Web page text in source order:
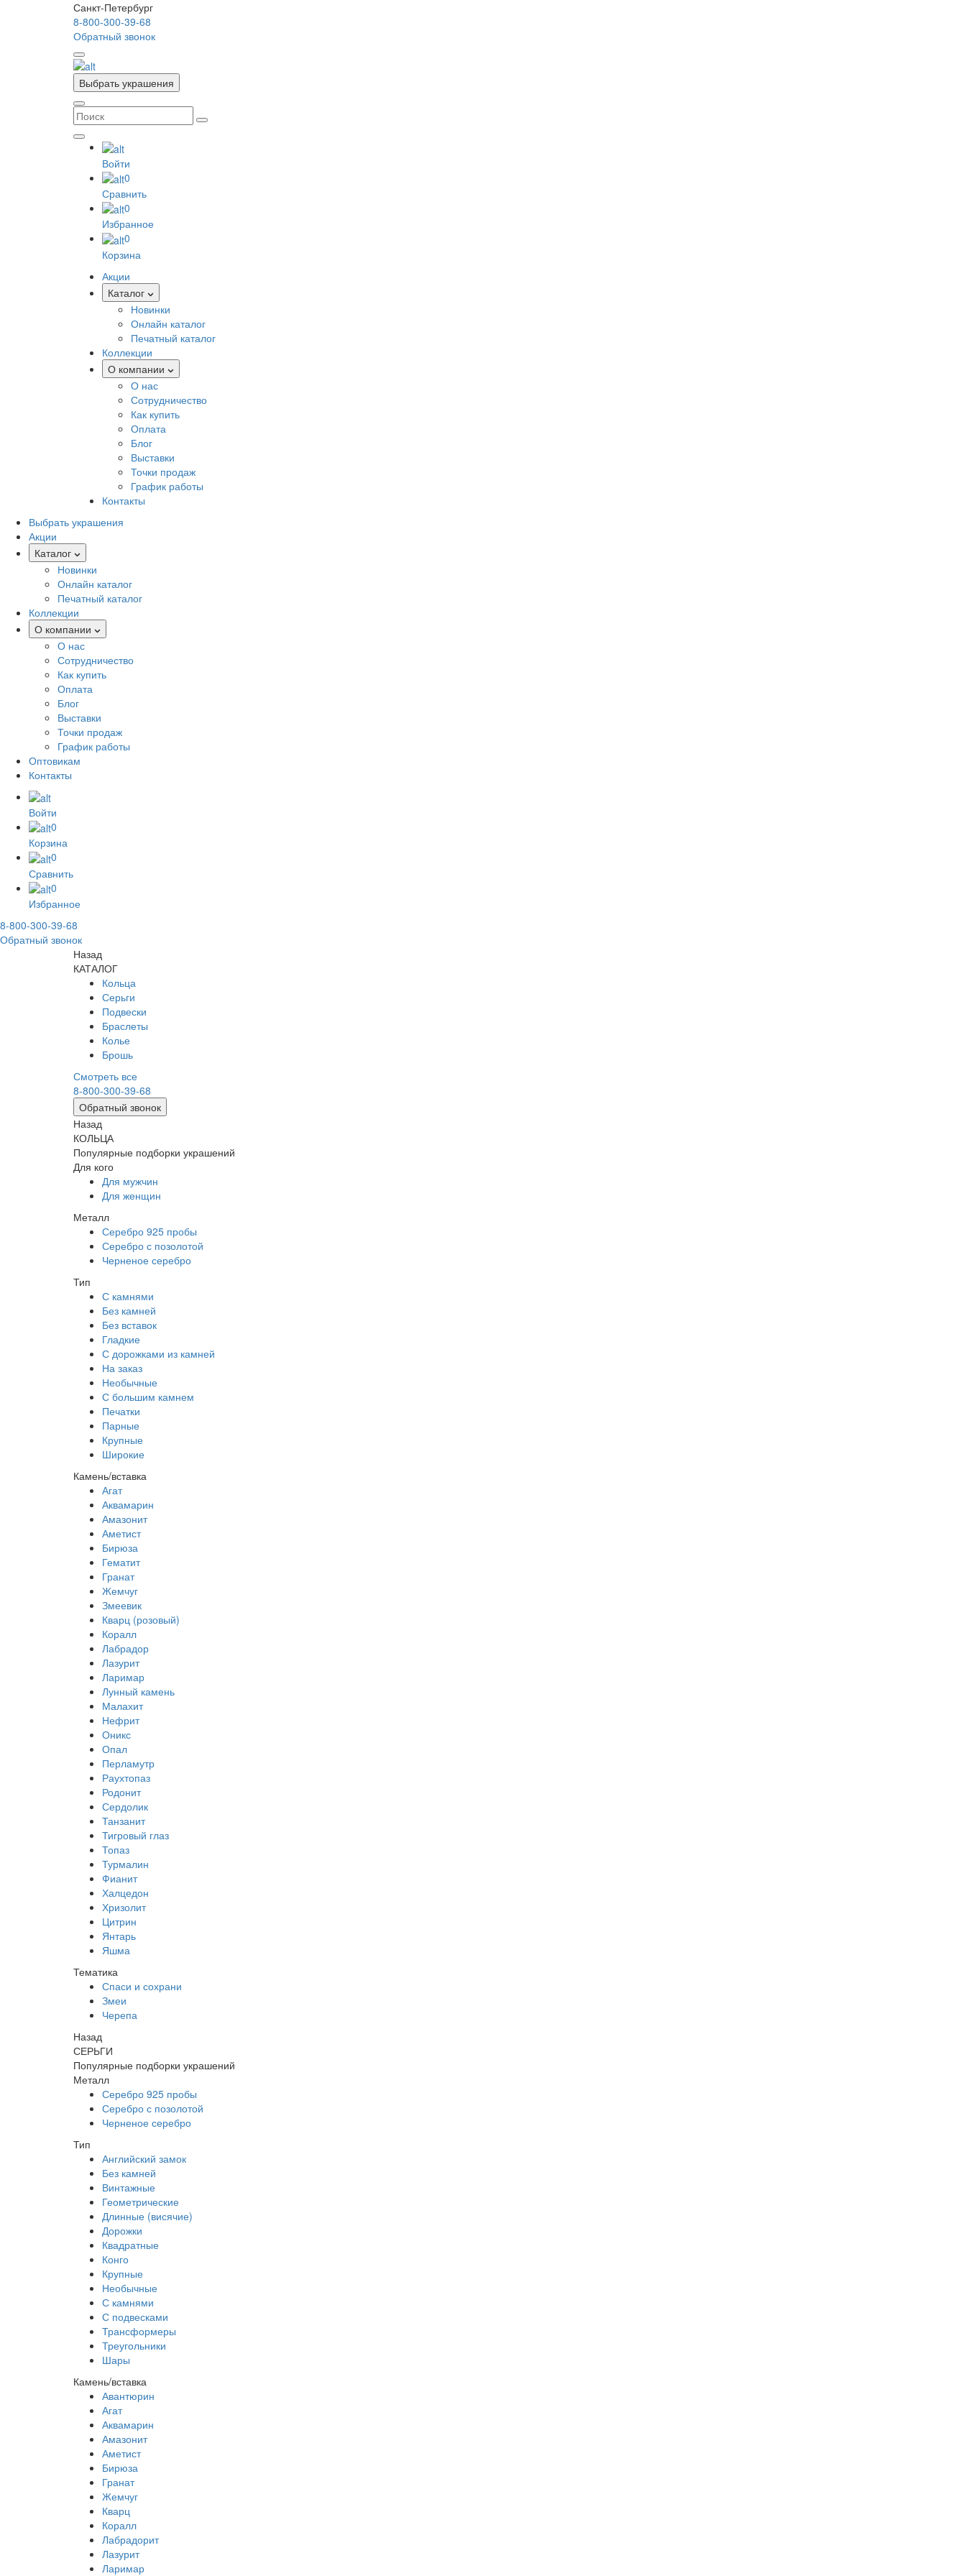
Санкт-Петербург
8-800-300-39-68
Обратный звонок
Выбрать украшения
Войти
0
Сравнить
0
Избранное
0
Корзина
Акции
Каталог
Новинки
Онлайн каталог
Печатный каталог
Коллекции
О компании
О нас
Сотрудничество
Как купить
Оплата
Блог
Выставки
Точки продаж
График работы
Контакты
Выбрать украшения
Акции
Каталог
Новинки
Онлайн каталог
Печатный каталог
Коллекции
О компании
О нас
Сотрудничество
Как купить
Оплата
Блог
Выставки
Точки продаж
График работы
Оптовикам
Контакты
Войти
0
Корзина
0
Сравнить
0
Избранное
8-800-300-39-68
Обратный звонок
Назад
КАТАЛОГ
Кольца
Серьги
Подвески
Браслеты
Колье
Брошь
Смотреть все
8-800-300-39-68
Обратный звонок
Назад
КОЛЬЦА
Популярные подборки украшений
Для кого
Для мужчин
Для женщин
Металл
Серебро 925 пробы
Серебро с позолотой
Черненое серебро
Тип
С камнями
Без камней
Без вставок
Гладкие
С дорожками из камней
На заказ
Необычные
С большим камнем
Печатки
Парные
Крупные
Широкие
Камень/вставка
Агат
Аквамарин
Амазонит
Аметист
Бирюза
Гематит
Гранат
Жемчуг
Змеевик
Кварц (розовый)
Коралл
Лабрадор
Лазурит
Ларимар
Лунный камень
Малахит
Нефрит
Оникс
Опал
Перламутр
Раухтопаз
Родонит
Сердолик
Танзанит
Тигровый глаз
Топаз
Турмалин
Фианит
Халцедон
Хризолит
Цитрин
Янтарь
Яшма
Тематика
Спаси и сохрани
Змеи
Черепа
Назад
СЕРЬГИ
Популярные подборки украшений
Металл
Серебро 925 пробы
Серебро с позолотой
Черненое серебро
Тип
Английский замок
Без камней
Винтажные
Геометрические
Длинные (висячие)
Дорожки
Квадратные
Конго
Крупные
Необычные
С камнями
С подвесками
Трансформеры
Треугольники
Шары
Камень/вставка
Авантюрин
Агат
Аквамарин
Амазонит
Аметист
Бирюза
Гранат
Жемчуг
Кварц
Коралл
Лабрадорит
Лазурит
Ларимар